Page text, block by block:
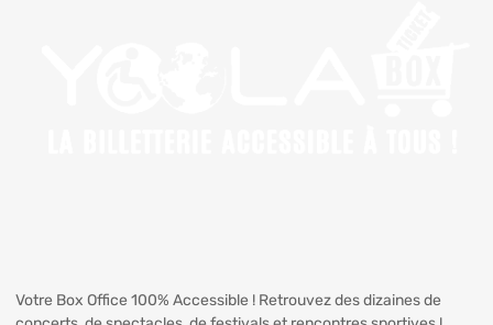
Votre Box Office 100% Accessible ! Retrouvez des dizaines de